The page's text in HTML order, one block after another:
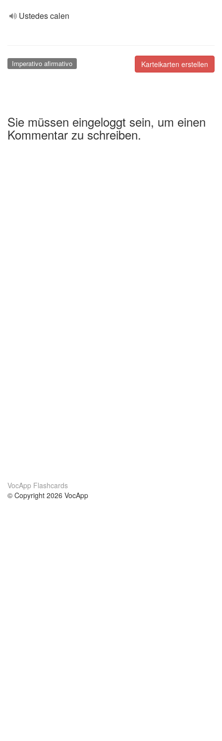
Ustedes calen
Karteikarten erstellen
Imperativo afirmativo
Sie müssen eingeloggt sein, um einen
Kommentar zu schreiben.
VocApp Flashcards
© Copyright 2026 VocApp